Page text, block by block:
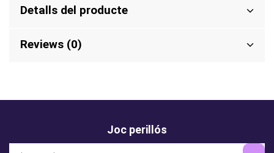
Detalls del producte
Reviews (0)
Joc perillós